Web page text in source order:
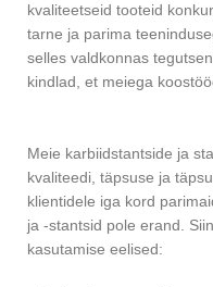
kvaliteetseid tooteid
tarne ja parima
selles valdkonnas
kindlad, et meiega
Meie karbiidstantside ja
kvaliteedi, täpsuse ja
klientidele iga kord
ja -stantsid pole erand.
kasutamise eelised: